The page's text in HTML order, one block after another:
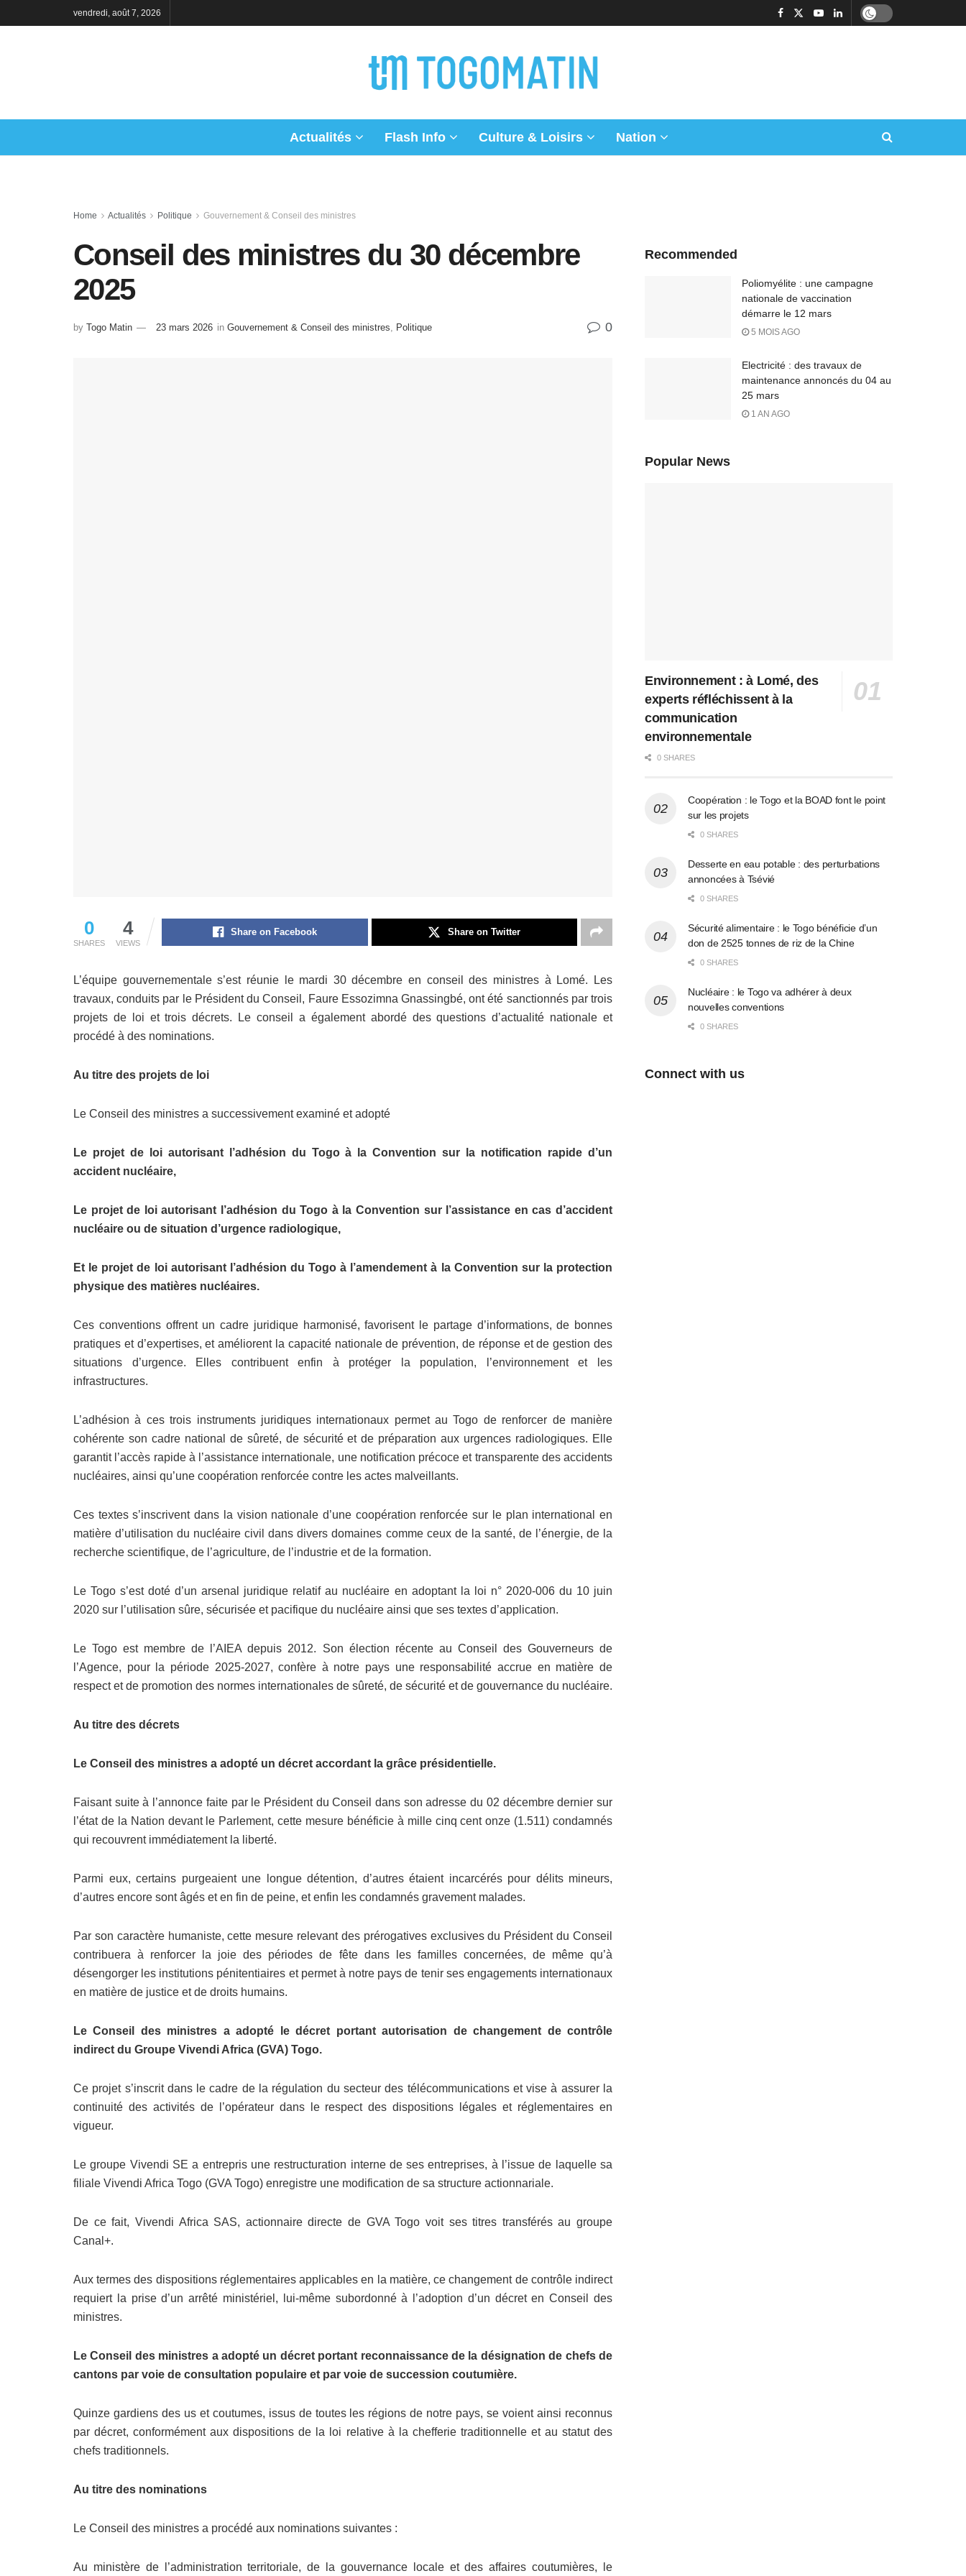
vendredi, août 7, 2026
Actualités Flash Info Culture & Loisirs Nation
Home Actualités Politique Gouvernement & Conseil des ministres
Conseil des ministres du 30 décembre
2025
by Togo Matin 23 mars 2026 in Gouvernement & Conseil des ministres Politique 0
0
SHARES
4
VIEWS
Share on Facebook Share on Twitter
L’équipe gouvernementale s’est réunie le mardi 30 décembre en conseil des ministres à Lomé. Les
travaux, conduits par le Président du Conseil, Faure Essozimna Gnassingbé, ont été sanctionnés par trois
projets de loi et trois décrets. Le conseil a également abordé des questions d’actualité nationale et
procédé à des nominations.
Au titre des projets de loi
Le Conseil des ministres a successivement examiné et adopté
Le projet de loi autorisant l’adhésion du Togo à la Convention sur la notification rapide d’un
accident nucléaire,
Le projet de loi autorisant l’adhésion du Togo à la Convention sur l’assistance en cas d’accident
nucléaire ou de situation d’urgence radiologique,
Et le projet de loi autorisant l’adhésion du Togo à l’amendement à la Convention sur la protection
physique des matières nucléaires.
Ces conventions offrent un cadre juridique harmonisé, favorisent le partage d’informations, de bonnes
pratiques et d’expertises, et améliorent la capacité nationale de prévention, de réponse et de gestion des
situations d’urgence. Elles contribuent enfin à protéger la population, l’environnement et les
infrastructures.
L’adhésion à ces trois instruments juridiques internationaux permet au Togo de renforcer de manière
cohérente son cadre national de sûreté, de sécurité et de préparation aux urgences radiologiques. Elle
garantit l’accès rapide à l’assistance internationale, une notification précoce et transparente des accidents
nucléaires, ainsi qu’une coopération renforcée contre les actes malveillants.
Ces textes s’inscrivent dans la vision nationale d’une coopération renforcée sur le plan international en
matière d’utilisation du nucléaire civil dans divers domaines comme ceux de la santé, de l’énergie, de la
recherche scientifique, de l’agriculture, de l’industrie et de la formation.
Le Togo s’est doté d’un arsenal juridique relatif au nucléaire en adoptant la loi n° 2020-006 du 10 juin
2020 sur l’utilisation sûre, sécurisée et pacifique du nucléaire ainsi que ses textes d’application.
Le Togo est membre de l’AIEA depuis 2012. Son élection récente au Conseil des Gouverneurs de
l’Agence, pour la période 2025-2027, confère à notre pays une responsabilité accrue en matière de
respect et de promotion des normes internationales de sûreté, de sécurité et de gouvernance du nucléaire.
Au titre des décrets
Le Conseil des ministres a adopté un décret accordant la grâce présidentielle.
Faisant suite à l’annonce faite par le Président du Conseil dans son adresse du 02 décembre dernier sur
l’état de la Nation devant le Parlement, cette mesure bénéficie à mille cinq cent onze (1.511) condamnés
qui recouvrent immédiatement la liberté.
Parmi eux, certains purgeaient une longue détention, d’autres étaient incarcérés pour délits mineurs,
d’autres encore sont âgés et en fin de peine, et enfin les condamnés gravement malades.
Par son caractère humaniste, cette mesure relevant des prérogatives exclusives du Président du Conseil
contribuera à renforcer la joie des périodes de fête dans les familles concernées, de même qu’à
désengorger les institutions pénitentiaires et permet à notre pays de tenir ses engagements internationaux
en matière de justice et de droits humains.
Le Conseil des ministres a adopté le décret portant autorisation de changement de contrôle
indirect du Groupe Vivendi Africa (GVA) Togo.
Ce projet s’inscrit dans le cadre de la régulation du secteur des télécommunications et vise à assurer la
continuité des activités de l’opérateur dans le respect des dispositions légales et réglementaires en
vigueur.
Le groupe Vivendi SE a entrepris une restructuration interne de ses entreprises, à l’issue de laquelle sa
filiale Vivendi Africa Togo (GVA Togo) enregistre une modification de sa structure actionnariale.
De ce fait, Vivendi Africa SAS, actionnaire directe de GVA Togo voit ses titres transférés au groupe
Canal+.
Aux termes des dispositions réglementaires applicables en la matière, ce changement de contrôle indirect
requiert la prise d’un arrêté ministériel, lui-même subordonné à l’adoption d’un décret en Conseil des
ministres.
Le Conseil des ministres a adopté un décret portant reconnaissance de la désignation de chefs de
cantons par voie de consultation populaire et par voie de succession coutumière.
Quinze gardiens des us et coutumes, issus de toutes les régions de notre pays, se voient ainsi reconnus
par décret, conformément aux dispositions de la loi relative à la chefferie traditionnelle et au statut des
chefs traditionnels.
Au titre des nominations
Le Conseil des ministres a procédé aux nominations suivantes :
Au ministère de l’administration territoriale, de la gouvernance locale et des affaires coutumières, le
Recommended
Poliomyélite : une campagne
nationale de vaccination
démarre le 12 mars
5 MOIS AGO
Electricité : des travaux de
maintenance annoncés du 04 au
25 mars
1 AN AGO
Popular News
Environnement : à Lomé, des
experts réfléchissent à la
communication
environnementale
0 SHARES
Coopération : le Togo et la BOAD font le point
sur les projets
0 SHARES
Desserte en eau potable : des perturbations
annoncées à Tsévié
0 SHARES
Sécurité alimentaire : le Togo bénéficie d’un
don de 2525 tonnes de riz de la Chine
0 SHARES
Nucléaire : le Togo va adhérer à deux
nouvelles conventions
0 SHARES
Connect with us